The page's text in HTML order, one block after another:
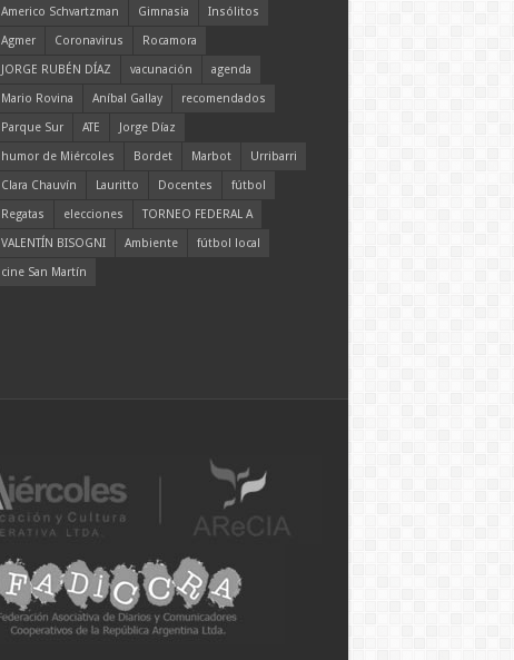
Americo Schvartzman Gimnasia
Insólitos
Agmer
Coronavirus
Rocamora
JORGE RUBÉN DÍAZ
vacunación
agenda
Mario Rovina
Aníbal Gallay
recomendados
Parque Sur
ATE
Jorge Díaz
humor de Miércoles
Bordet Marbot
Urribarri
Clara Chauvín
Lauritto Docentes
fútbol
Regatas
elecciones
TORNEO FEDERAL A
VALENTÍN BISOGNI
Ambiente
fútbol local
cine San Martín